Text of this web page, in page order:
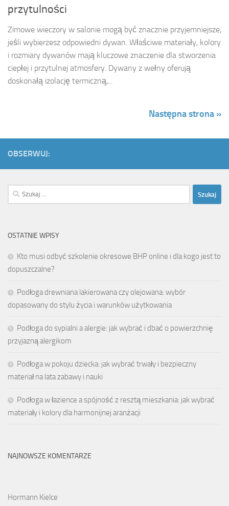
przytulności
Zimowe wieczory w salonie mogą być znacznie przyjemniejsze,
jeśli wybierzesz odpowiedni dywan. Właściwe materiały, kolory
i rozmiary dywanów mają kluczowe znaczenie dla stworzenia
ciepłej i przytulnej atmosfery. Dywany z wełny oferują
doskonałą izolację termiczną,...
Następna strona »
OBSERWUJ:
Szukaj:
OSTATNIE WPISY
Kto musi odbyć szkolenie okresowe BHP online i dla kogo jest to
dopuszczalne?
Podłoga drewniana lakierowana czy olejowana: wybór
dopasowany do stylu życia i warunków użytkowania
Podłoga do sypialni a alergie: jak wybrać i dbać o powierzchnię
przyjazną alergikom
Podłoga w pokoju dziecka: jak wybrać trwały i bezpieczny
materiał na lata zabawy i nauki
Podłoga w łazience a spójność z resztą mieszkania: jak wybrać
materiały i kolory dla harmonijnej aranżacji
NAJNOWSZE KOMENTARZE
Hormann Kielce